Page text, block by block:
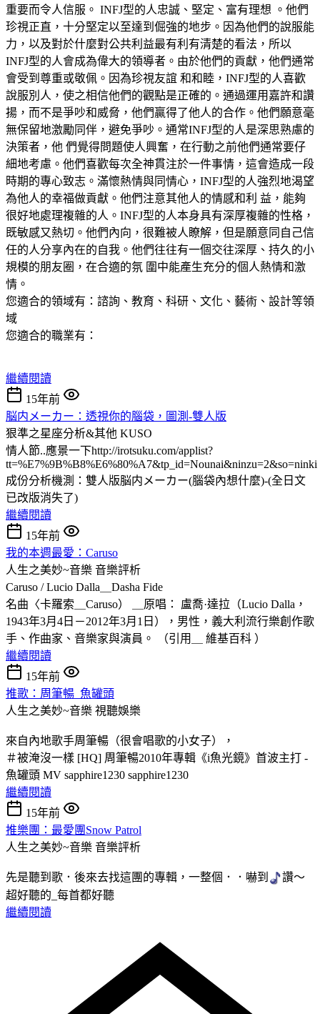
重要而令人信服。 INFJ型的人忠誠、堅定、富有理想 。他們
珍視正直，十分堅定以至達到倔強的地步。因為他們的說服能
力，以及對於什麼對公共利益最有利有清楚的看法，所以
INFJ型的人會成為偉大的領導者。由於他們的貢獻，他們通常
會受到尊重或敬佩。因為珍視友誼 和和睦，INFJ型的人喜歡
說服別人，使之相信他們的觀點是正確的。通過運用嘉許和讚
揚，而不是爭吵和威脅，他們贏得了他人的合作。他們願意毫
無保留地激勵同伴，避免爭吵。通常INFJ型的人是深思熟慮的
決策者，他 們覺得問題使人興奮，在行動之前他們通常要仔
細地考慮。他們喜歡每次全神貫注於一件事情，這會造成一段
時期的專心致志。滿懷熱情與同情心，INFJ型的人強烈地渴望
為他人的幸福做貢獻。他們注意其他人的情感和利 益，能夠
很好地處理複雜的人。INFJ型的人本身具有深厚複雜的性格，
既敏感又熱切。他們內向，很難被人瞭解，但是願意同自己信
任的人分享內在的自我。他們往往有一個交往深厚、持久的小
規模的朋友圈，在合適的氛 圍中能產生充分的個人熱情和激
情。
您適合的領域有：諮詢、教育、科研、文化、藝術、設計等領
域
您適合的職業有：
繼續閱讀
15年前
脳内メーカー：透視你的腦袋，圖測-雙人版
狠準之星座分析&其他 KUSO
情人節..應景一下http://irotsuku.com/applist?
tt=%E7%9B%B8%E6%80%A7&tp_id=Nounai&ninzu=2&so=ninki
成份分析機測：雙人版脳内メーカー(腦袋內想什麼)-(全日文
已改版消失了)
繼續閱讀
15年前
我的本週最愛：Caruso
人生之美妙~音樂 音樂評析
Caruso / Lucio Dalla＿Dasha Fide
名曲〈卡羅索＿Caruso） ＿原唱： 盧喬·達拉（Lucio Dalla，
1943年3月4日－2012年3月1日），男性，義大利流行樂創作歌
手、作曲家、音樂家與演員。 （引用＿ 維基百科 ）
繼續閱讀
15年前
推歌：周筆暢_魚罐頭
人生之美妙~音樂 視聽娛樂
來自內地歌手周筆暢（很會唱歌的小女子），
＃被淹沒一樣 [HQ] 周筆暢2010年專輯《i魚光鏡》首波主打 -
魚罐頭 MV sapphire1230 sapphire1230
繼續閱讀
15年前
推樂團：最愛團Snow Patrol
人生之美妙~音樂 音樂評析
先是聽到歌．後來去找這團的專輯，一整個． ．嚇到
讚～
超好聽的_每首都好聽
繼續閱讀